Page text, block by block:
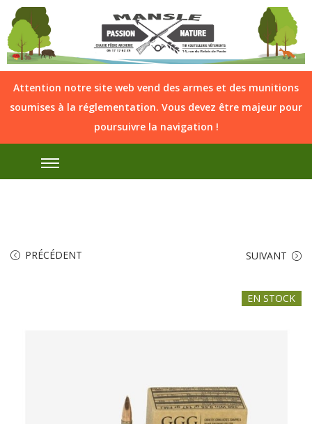
Attention notre site web vend des armes et des munitions
soumises à la réglementation. Vous devez être majeur pour
poursuivre la navigation !
PRÉCÉDENT SUIVANT
EN STOCK